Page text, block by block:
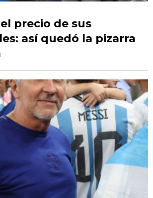
precio de sus
así quedó la pizarra